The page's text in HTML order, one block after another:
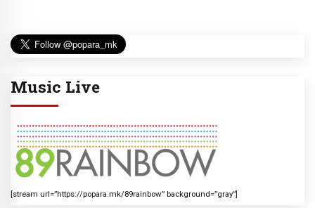
Music Live
[stream url=”https://popara.mk/89rainbow” background=”gray”]